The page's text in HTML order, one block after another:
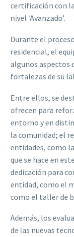
certificación con
nivel ‘Avanzado’.
Durante el
residencial, el
algunos aspectos
fortalezas de su
Entre ellos, se
ofrecen para
entorno y en
la comunidad; el
entidades, como
que se hace en
dedicación para
entidad, como el
como el taller de
Además, los
de las nuevas